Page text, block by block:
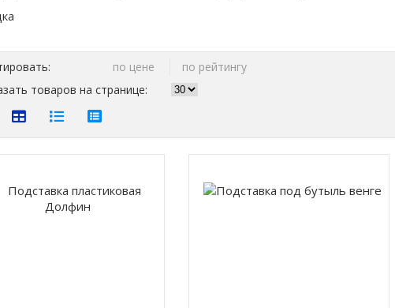
по цене
по рейтингу
товаров на странице: